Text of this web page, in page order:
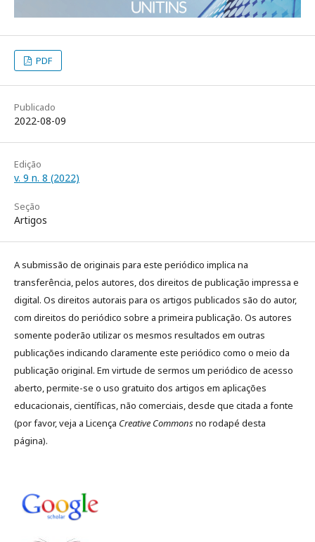
PDF
Publicado
2022-08-09
Edição
v. 9 n. 8 (2022)
Seção
Artigos
A submissão de originais para este periódico implica na
transferência, pelos autores, dos direitos de publicação impressa e
digital. Os direitos autorais para os artigos publicados são do autor,
com direitos do periódico sobre a primeira publicação. Os autores
somente poderão utilizar os mesmos resultados em outras
publicações indicando claramente este periódico como o meio da
publicação original. Em virtude de sermos um periódico de acesso
aberto, permite-se o uso gratuito dos artigos em aplicações
educacionais, científicas, não comerciais, desde que citada a fonte
(por favor, veja a Licença Creative Commonsno rodapé desta
página).